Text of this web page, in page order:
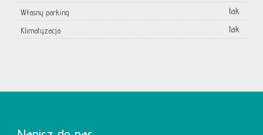
Własny parking tak
Klimatyzacja tak